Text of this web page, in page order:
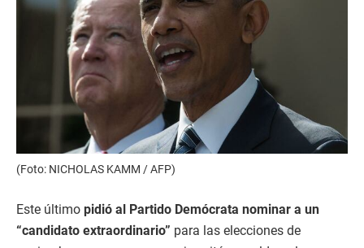
(Foto: NICHOLAS KAMM / AFP)
Este último pidió al Partido Demócrata nominar a un
“candidato extraordinario” para las elecciones de